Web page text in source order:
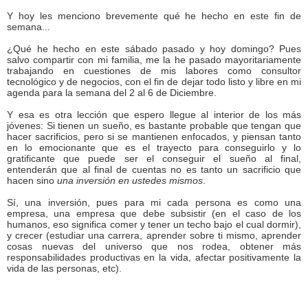
Y hoy les menciono brevemente qué he hecho en este fin de
semana...
¿Qué he hecho en este sábado pasado y hoy domingo? Pues
salvo compartir con mi familia, me la he pasado mayoritariamente
trabajando en cuestiones de mis labores como consultor
tecnológico y de negocios, con el fin de dejar todo listo y libre en mi
agenda para la semana del 2 al 6 de Diciembre.
Y esa es otra lección que espero llegue al interior de los más
jóvenes: Si tienen un sueño, es bastante probable que tengan que
hacer sacrificios, pero si se mantienen enfocados, y piensan tanto
en lo emocionante que es el trayecto para conseguirlo y lo
gratificante que puede ser el conseguir el sueño al final,
entenderán que al final de cuentas no es tanto un sacrificio que
hacen sino una inversión en ustedes mismos
Sí, una inversión, pues para mi cada persona es como una
empresa, una empresa que debe subsistir (en el caso de los
humanos, eso significa comer y tener un techo bajo el cual dormir),
y crecer (estudiar una carrera, aprender sobre ti mismo, aprender
cosas nuevas del universo que nos rodea, obtener más
responsabilidades productivas en la vida, afectar positivamente la
vida de las personas, etc).